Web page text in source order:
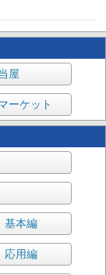
屋
ーケット
基本編
応用編